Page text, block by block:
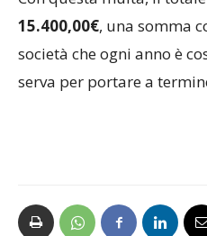
15.400,00€, una somma
società che ogni anno è
serva per portare a